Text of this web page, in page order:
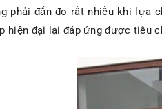
phải đắn đo rất nhiều khi lựa
hiện đại lại đáp ứng được tiêu